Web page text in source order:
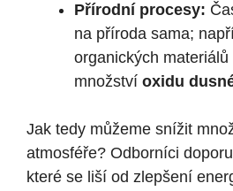
Přírodní procesy:
na příroda sama;
organických
množství oxidu
Jak tedy můžeme snížit
atmosféře? Odborníci
které se liší od zlepšení